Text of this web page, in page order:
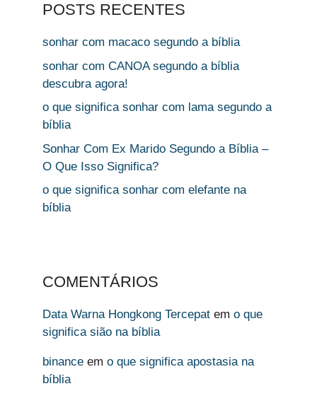
POSTS RECENTES
sonhar com macaco segundo a bíblia
sonhar com CANOA segundo a bíblia
descubra agora!
o que significa sonhar com lama segundo a
bíblia
Sonhar Com Ex Marido Segundo a Bíblia –
O Que Isso Significa?
o que significa sonhar com elefante na
bíblia
COMENTÁRIOS
Data Warna Hongkong Tercepat em o que
significa sião na bíblia
binance em o que significa apostasia na
bíblia